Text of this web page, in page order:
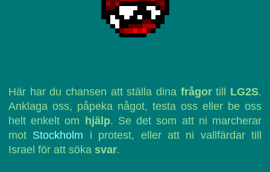
Här har du chansen att ställa dina frågortill LG2S.
Anklaga oss, påpeka något, testa oss eller be oss
helt enkelt om
hjälp. Se det som att ni marcherar
mot Stockholm i protest, eller att ni vallfärdar till
Israel för att söka svar.